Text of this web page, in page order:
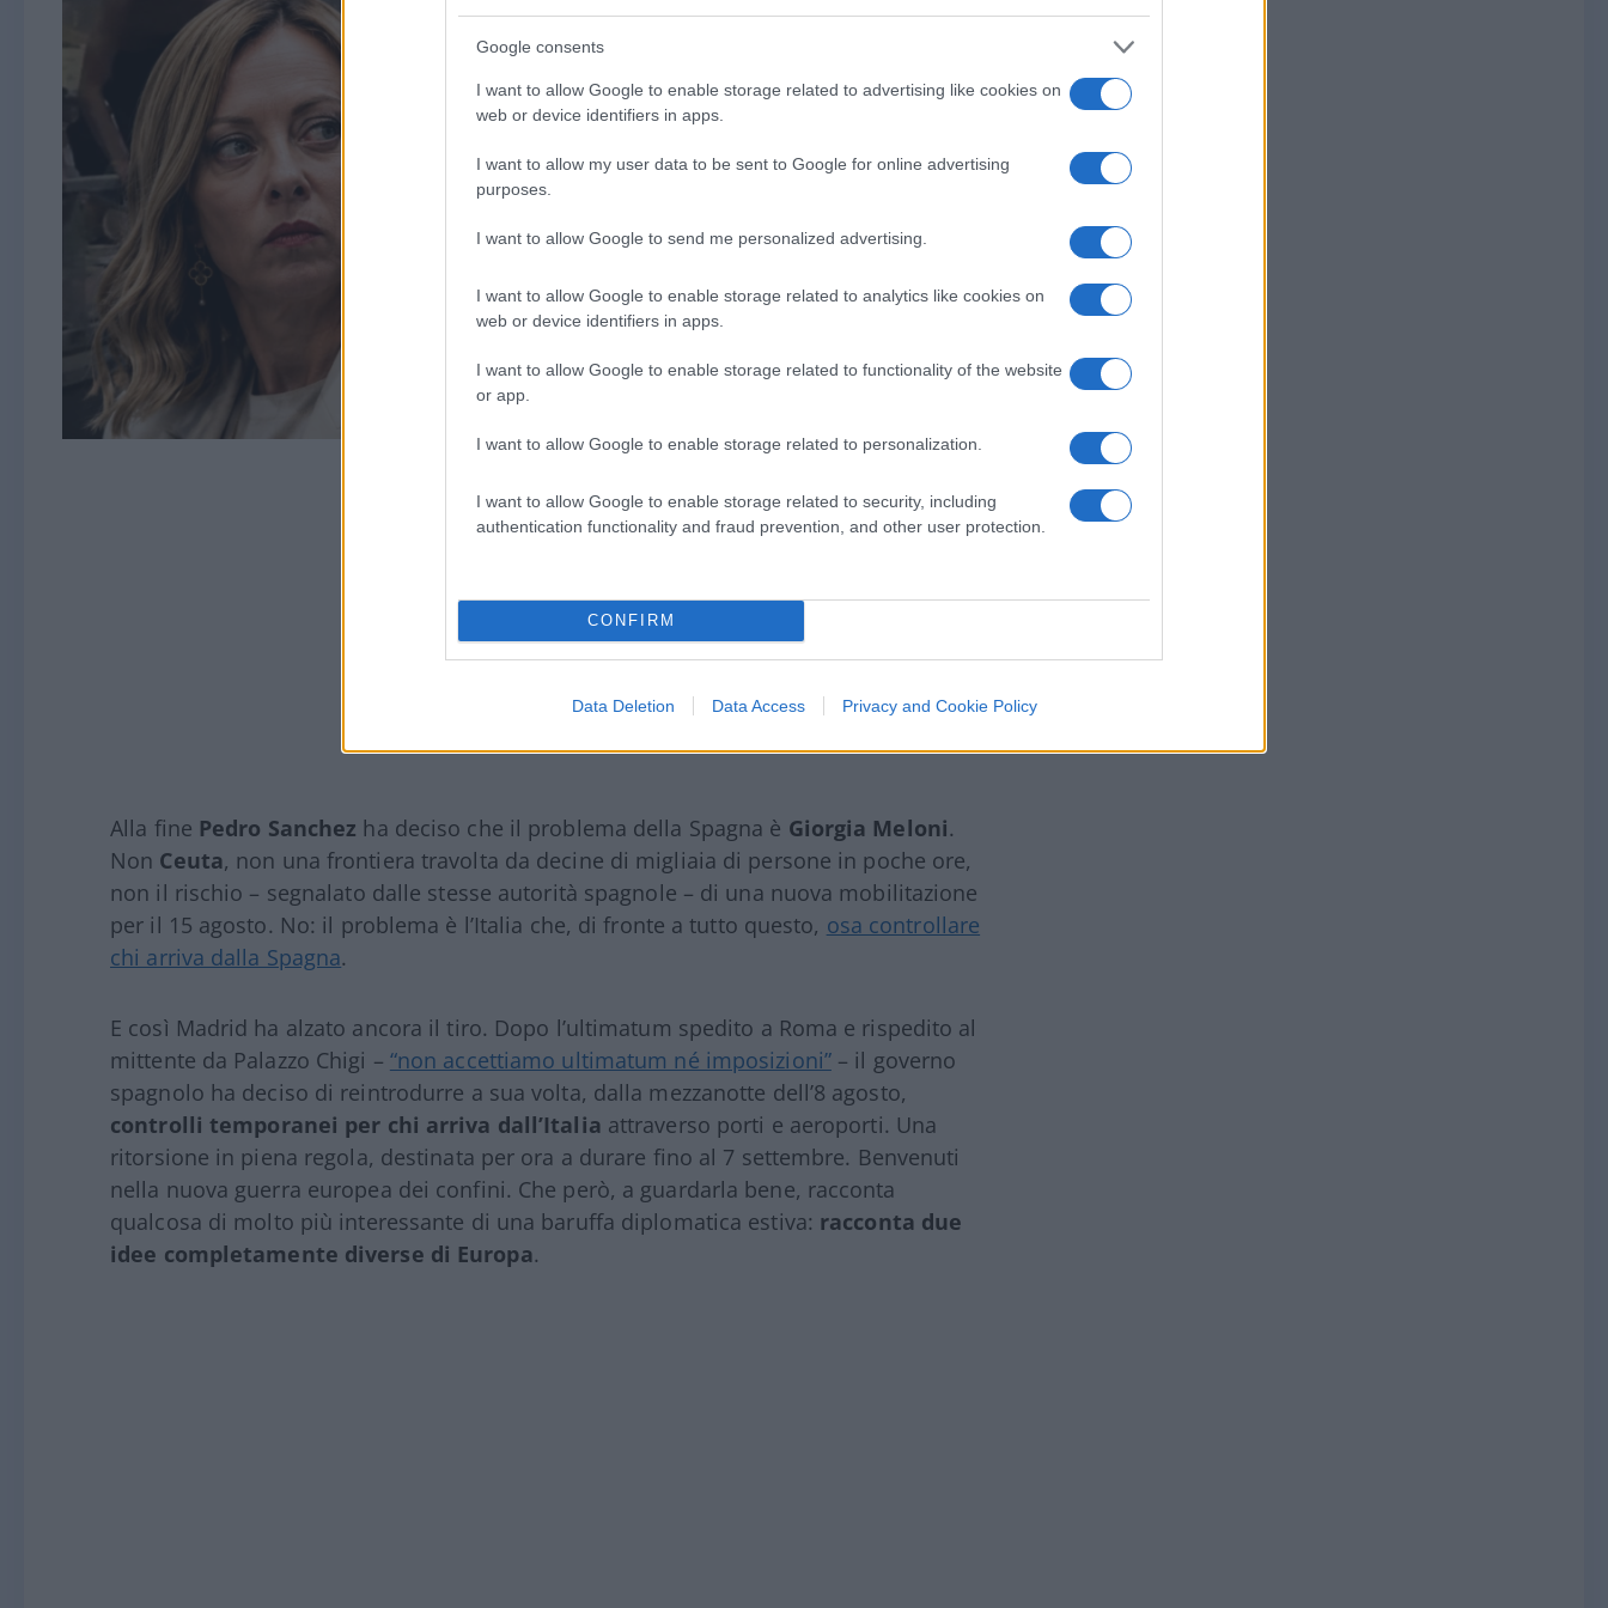
Google consents
I want to allow Google to enable storage related to advertising like cookies on
web or device identifiers in apps.
I want to allow my user data to be sent to Google for online advertising
purposes.
I want to allow Google to send me personalized advertising.
I want to allow Google to enable storage related to analytics like cookies on
web or device identifiers in apps.
I want to allow Google to enable storage related to functionality of the website
or app.
I want to allow Google to enable storage related to personalization.
I want to allow Google to enable storage related to security, including
authentication functionality and fraud prevention, and other user protection.
CONFIRM
Data Deletion Data Access Privacy and Cookie Policy
Alla fine Pedro Sanchez ha deciso che il problema della Spagna è Giorgia Meloni.
Non Ceuta, non una frontiera travolta da decine di migliaia di persone in poche ore,
non il rischio – segnalato dalle stesse autorità spagnole – di una nuova mobilitazione
per il 15 agosto. No: il problema è l’Italia che, di fronte a tutto questo, osa controllare
chi arriva dalla Spagna.
E così Madrid ha alzato ancora il tiro. Dopo l’ultimatum spedito a Roma e rispedito al
mittente da Palazzo Chigi – “non accettiamo ultimatum né imposizioni”– il governo
spagnolo ha deciso di reintrodurre a sua volta, dalla mezzanotte dell’8 agosto,
controlli temporanei per chi arriva dall’Italia attraverso porti e aeroporti. Una
ritorsione in piena regola, destinata per ora a durare fino al 7 settembre. Benvenuti
nella nuova guerra europea dei confini. Che però, a guardarla bene, racconta
qualcosa di molto più interessante di una baruffa diplomatica estiva: racconta due
idee completamente diverse di Europa.